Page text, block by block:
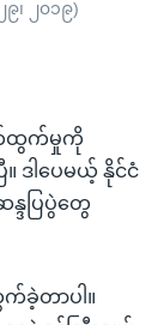
၊ ၂၀၁၉)
တ်ထွက်မှုကို
ဒါပေမယ့် နိုင်ငံ
ဒပြပွဲတွေ
က်ခဲ့တာပါ။